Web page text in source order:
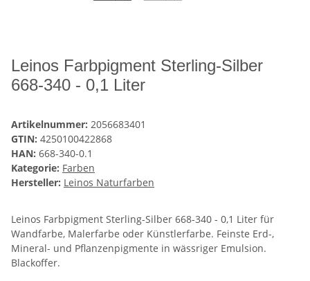
Leinos Farbpigment Sterling-Silber
668-340 - 0,1 Liter
Artikelnummer: 2056683401
GTIN: 4250100422868
HAN: 668-340-0.1
Kategorie: Farben
Hersteller: Leinos Naturfarben
Leinos Farbpigment Sterling-Silber 668-340 - 0,1 Liter für
Wandfarbe, Malerfarbe oder Künstlerfarbe. Feinste Erd-,
Mineral- und Pflanzenpigmente in wässriger Emulsion.
Blackoffer.